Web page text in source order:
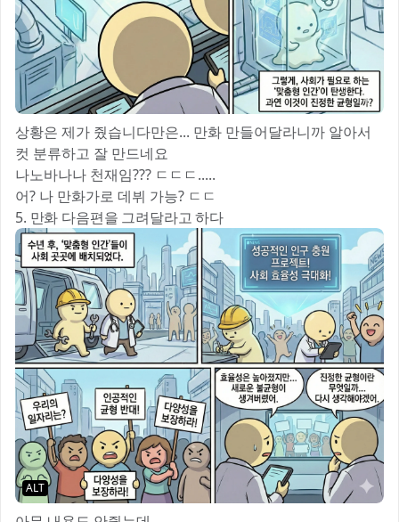
상황은 제가 줬습니다만은... 만화 만들어달라니까 알아서
컷 분류하고 잘 만드네요
나노바나나 천재임??? ㄷㄷㄷ.....
어? 나 만화가로 데뷔 가능? ㄷㄷ
5. 만화 다음편을 그려달라고 하다
ALT